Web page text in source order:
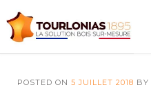
to
content
POSTED ON 5 JUILLET 2018 BY